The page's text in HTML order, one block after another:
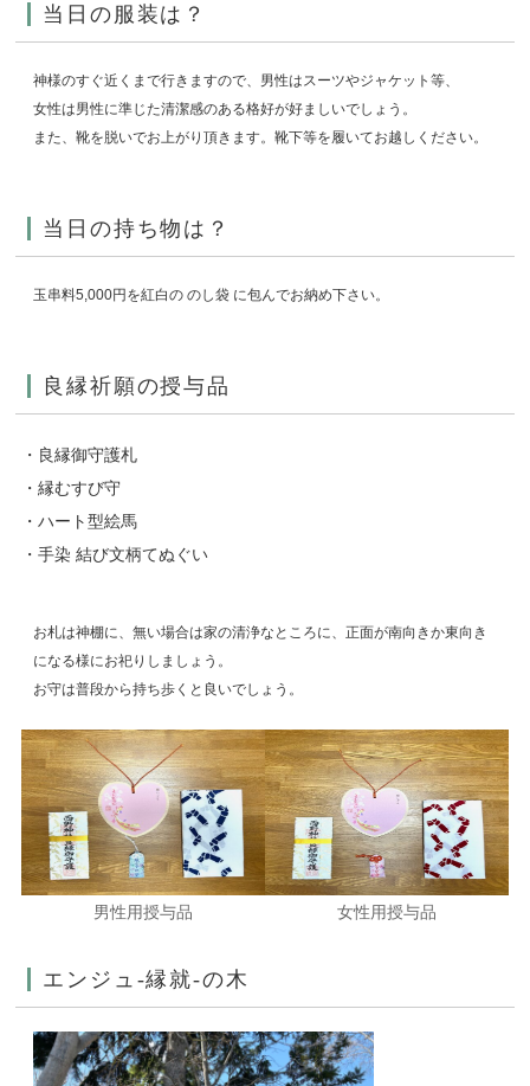
当日の服装は？
神様のすぐ近くまで行きますので、男性はスーツやジャケット等、
女性は男性に準じた清潔感のある格好が好ましいでしょう。
また、靴を脱いでお上がり頂きます。靴下等を履いてお越しください。
当日の持ち物は？
玉串料5,000円を紅白の のし袋 に包んでお納め下さい。
良縁祈願の授与品
・良縁御守護札
・縁むすび守
・ハート型絵馬
・手染 結び文柄てぬぐい
お札は神棚に、無い場合は家の清浄なところに、正面が南向きか東向き
になる様にお祀りしましょう。
お守は普段から持ち歩くと良いでしょう。
男性用授与品 女性用授与品
エンジュ-縁就-の木